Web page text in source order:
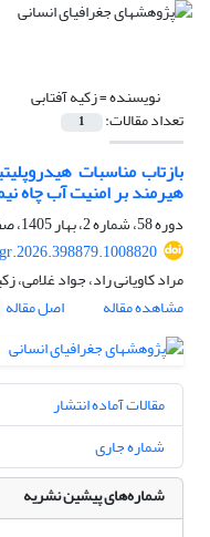
نویسنده =زکیه آفتابی
تعداد مقالات: 1
بازتاب مناسبات
هیرمند بر امنیت آب چاه
دوره 58، شماره 2، بهار 1405، صفحه
مراد کاویانی راد، جواد غلامی،
مشاهده مقاله
اصل مقاله
مقالات آماده انتشار
شماره جاری
شماره‌های پیشین نشریه